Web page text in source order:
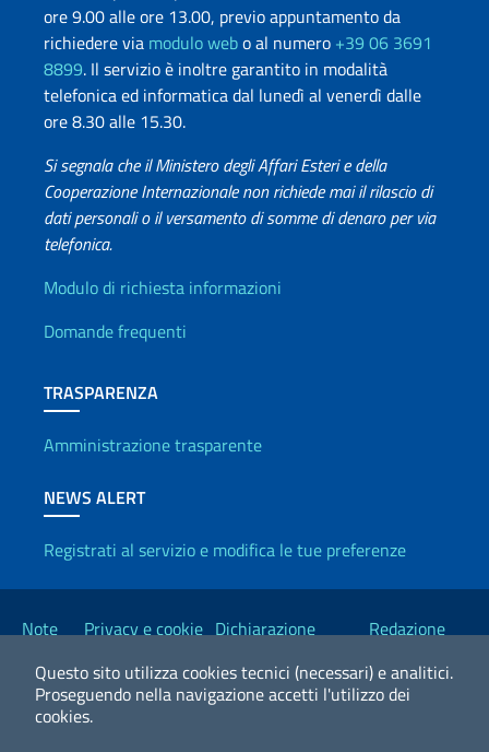
Questo sito utilizza cookies tecnici (necessari) e analitici.
Proseguendo nella navigazione accetti l'utilizzo dei
cookies.
ore 9.00 alle ore 13.00, previo appuntamento da
richiedere via modulo webo al numero +39 06 3691
8899. Il servizio è inoltre garantito in modalità
telefonica ed informatica dal lunedì al venerdì dalle
ore 8.30 alle 15.30.
Si segnala che il Ministero degli Affari Esteri e della
Cooperazione Internazionale non richiede mai il rilascio di
dati personali o il versamento di somme di denaro per via
telefonica.
Info utili
Modulo di richiesta informazioni
Domande frequenti
TRASPARENZA
Amministrazione trasparente
NEWS ALERT
Registrati al servizio e modifica le tue preferenze
Link Utili
Note
Privacy e cookie Dichiarazione
Redazione